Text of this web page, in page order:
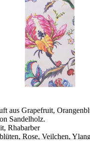
aus Grapefruit,
Sandelholz.
Rhabarber
Rose, Veilchen,